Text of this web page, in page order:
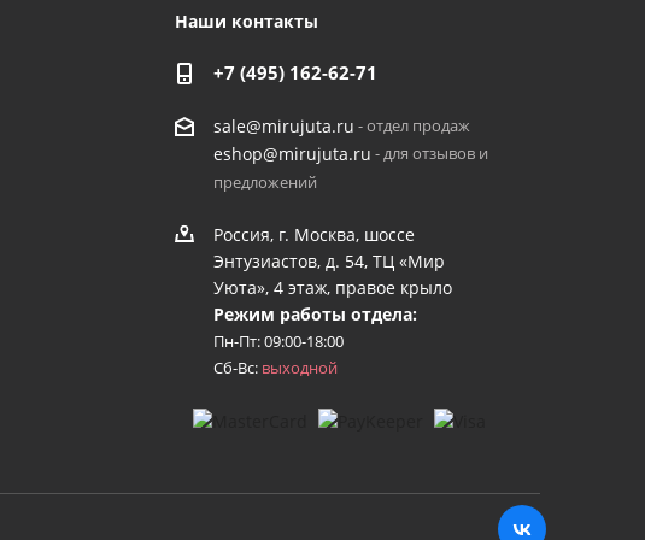
Наши контакты
+7 (495) 162-62-71
sale@mirujuta.ru - отдел продаж
eshop@mirujuta.ru - для отзывов и
предложений
Россия, г. Москва, шоссе
Энтузиастов, д. 54, ТЦ «Мир
Уюта», 4 этаж, правое крыло
Режим работы отдела:
Пн-Пт: 09:00-18:00
Сб-Вс: выходной